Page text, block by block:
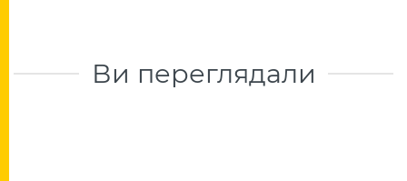
Ви переглядали